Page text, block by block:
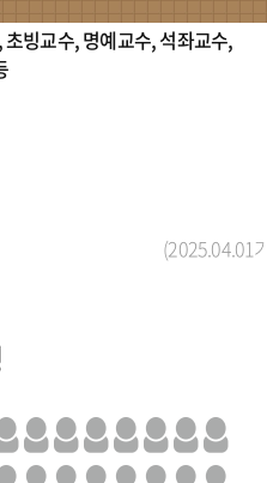
빙교수, 명예교수, 석좌교수,
(2025.04.01